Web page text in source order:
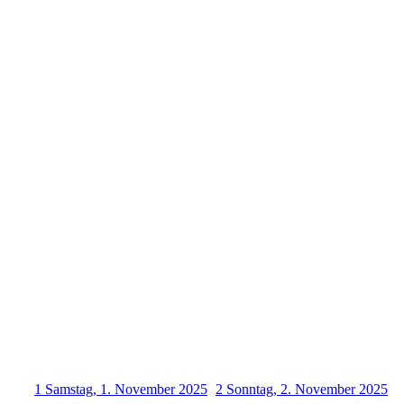
1 Samstag, 1. November 2025 2 Sonntag, 2. November 2025